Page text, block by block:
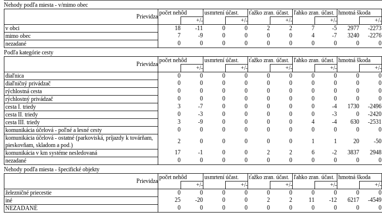
Nehody podľa miesta - v/mimo obec
Prievidza
počet nehôd usmrtení účast. ťažko zran. účast. ľahko zran. účast. hmotná škoda
+/-
+/- +/- +/- +/-
v obci
18 -11 0 0 2 2 7 -5 2977 -2273
mimo obec
7 -9 0 0 0 0 4 -7 3240 -2276
nezadané
0 0 0 0 0 0 0 0 0 0
Podľa kategórie cesty
Prievidza
počet nehôd usmrtení účast. ťažko zran. účast. ľahko zran. účast. hmotná škoda
+/-
+/- +/- +/- +/-
diaľnica
0 0 0 0 0 0 0 0 0 0
diaľničný privádzač
0 0 0 0 0 0 0 0 0 0
rýchlostná cesta
0 0 0 0 0 0 0 0 0 0
rýchlostný privádzač
0 0 0 0 0 0 0 0 0 0
cesta I. triedy
3 -7 0 0 0 0 0 -4 1730 -2496
cesta II. triedy
0 -3 0 0 0 0 0 -3 0 -2420
cesta III. triedy
3 -9 0 0 0 0 4 -4 630 -2531
komunikácia účelová - poľné a lesné cesty
0 0 0 0 0 0 0 0 0 0
komunikácia účelová - ostatné (parkoviská, príjazdy k továrňam,
pieskovňam, skladom a pod.)
2 0 0 0 0 0 1 1 20 -50
komunikácia v km systéme nesledovaná
17 -1 0 0 2 2 6 -2 3837 2948
nezadané
0 0 0 0 0 0 0 0 0 0
Nehody podľa miesta - špecifické objekty
Prievidza
počet nehôd usmrtení účast. ťažko zran. účast. ľahko zran. účast. hmotná škoda
+/-
+/- +/- +/- +/-
železničné priecestie
0 0 0 0 0 0 0 0 0 0
iné
25 -20 0 0 2 2 11 -12 6217 -4549
NEZADANÉ
0 0 0 0 0 0 0 0 0 0